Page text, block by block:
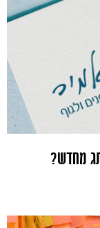
מחדש?